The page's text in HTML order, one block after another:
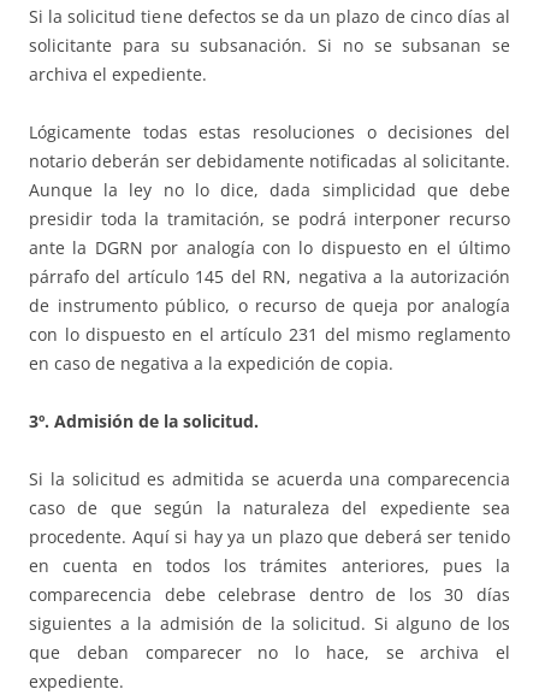
Si la solicitud tiene defectos se da un plazo de cinco días al
solicitante para su subsanación. Si no se subsanan se
archiva el expediente.
Lógicamente todas estas resoluciones o decisiones del
notario deberán ser debidamente notificadas al solicitante.
Aunque la ley no lo dice, dada simplicidad que debe
presidir toda la tramitación, se podrá interponer recurso
ante la DGRN por analogía con lo dispuesto en el último
párrafo del artículo 145 del RN, negativa a la autorización
de instrumento público, o recurso de queja por analogía
con lo dispuesto en el artículo 231 del mismo reglamento
en caso de negativa a la expedición de copia.
3º. Admisión de la solicitud.
Si la solicitud es admitida se acuerda una comparecencia
caso de que según la naturaleza del expediente sea
procedente. Aquí si hay ya un plazo que deberá ser tenido
en cuenta en todos los trámites anteriores, pues la
comparecencia debe celebrase dentro de los 30 días
siguientes a la admisión de la solicitud. Si alguno de los
que deban comparecer no lo hace, se archiva el
expediente.